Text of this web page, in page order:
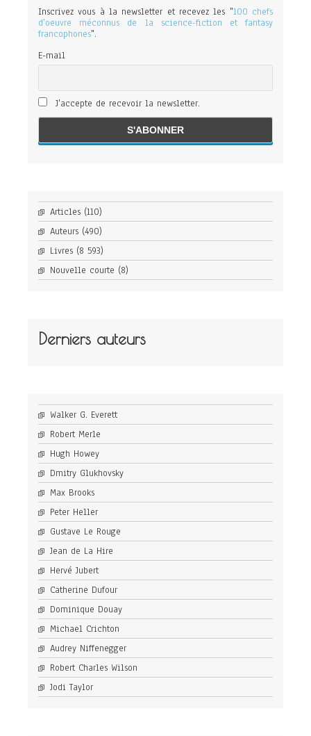
Inscrivez vous à la newsletter et recevez les "100 chefs
d'oeuvre méconnus de la science-fiction et fantasy
francophones".
E-mail
J'accepte de recevoir la newsletter.
Articles (110)
Auteurs (490)
Livres (8 593)
Nouvelle courte (8)
Derniers auteurs
Walker G. Everett
Robert Merle
Hugh Howey
Dmitry Glukhovsky
Max Brooks
Peter Heller
Gustave Le Rouge
Jean de La Hire
Hervé Jubert
Catherine Dufour
Dominique Douay
Michael Crichton
Audrey Niffenegger
Robert Charles Wilson
Jodi Taylor